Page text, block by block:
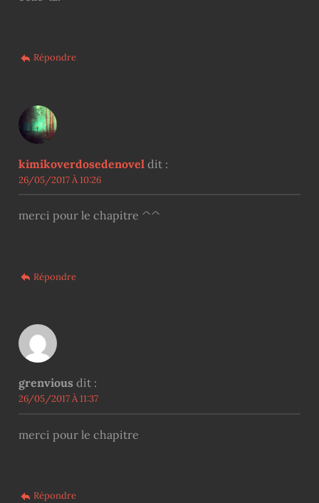
Répondre
kimikoverdosedenovel dit :
26/05/2017 À 10:26
merci pour le chapitre ^^
Répondre
grenvious dit :
26/05/2017 À 11:37
merci pour le chapitre
Répondre